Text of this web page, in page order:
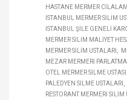
HASTANE MERMER
İSTANBUL MERMER SILIM
İSTANBUL ŞILE GENELI
MERMER SILIM MALIYET
MERMER SILIM USTALARI
MEZAR MERMERI
OTEL MERMER SILME USTASI
PALEDYEN SILME USTALARI
RESTORANT MERMERI SILIM